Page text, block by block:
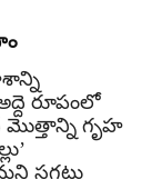
రూపంలో
మొత్తాన్ని గృహ
సగటు